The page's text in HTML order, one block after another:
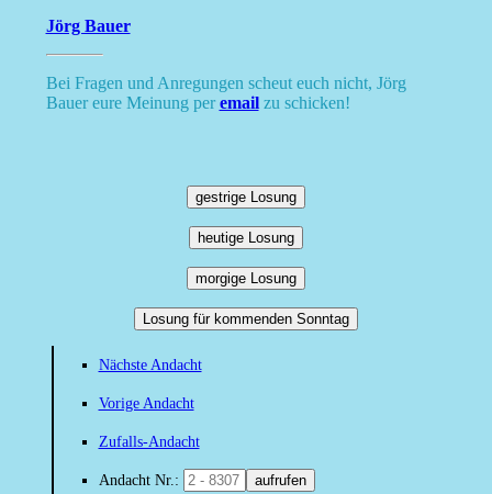
Jörg Bauer
Bei Fragen und Anregungen scheut euch nicht, Jörg
Bauer eure Meinung peremailzu schicken!
gestrige Losung
heutige Losung
morgige Losung
Losung für kommenden Sonntag
Nächste Andacht
Vorige Andacht
Zufalls-Andacht
Andacht Nr.: aufrufen